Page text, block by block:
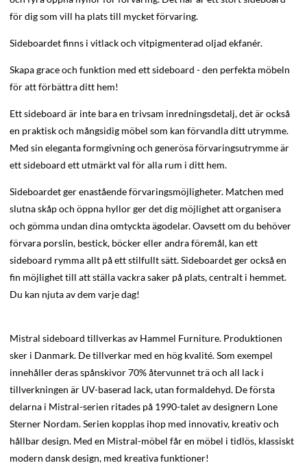
för dig som vill ha plats till mycket förvaring.
Sideboardet finns i vitlack och vitpigmenterad oljad ekfanér.
Skapa grace och funktion med ett sideboard - den perfekta möbeln
för att förbättra ditt hem!
Ett sideboard är inte bara en trivsam inredningsdetalj, det är också
en praktisk och mångsidig möbel som kan förvandla ditt utrymme.
Med sin eleganta formgivning och generösa förvaringsutrymme är
ett sideboard ett utmärkt val för alla rum i ditt hem.
Sideboardet ger enastående förvaringsmöjligheter. Matchen med
slutna skåp och öppna hyllor ger det dig möjlighet att organisera
och gömma undan dina omtyckta ägodelar. Oavsett om du behöver
förvara porslin, bestick, böcker eller andra föremål, kan ett
sideboard rymma allt på ett stilfullt sätt. Sideboardet ger också en
fin möjlighet till att ställa vackra saker på plats, centralt i hemmet.
Du kan njuta av dem varje dag!
Mistral sideboard tillverkas av Hammel Furniture. Produktionen
sker i Danmark. De tillverkar med en hög kvalité. Som exempel
innehåller deras spånskivor 70% återvunnet trä och all lack i
tillverkningen är UV-baserad lack, utan formaldehyd. De första
delarna i Mistral-serien ritades på 1990-talet av designern Lone
Sterner Nordam. Serien kopplas ihop med innovativ, kreativ och
hållbar design. Med en Mistral-möbel får en möbel i tidlös, klassiskt
modern dansk design, med kreativa funktioner!